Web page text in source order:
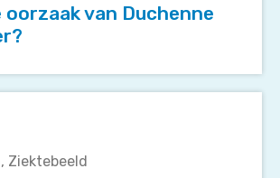
oorzaak van Duchenne
Ziektebeeld